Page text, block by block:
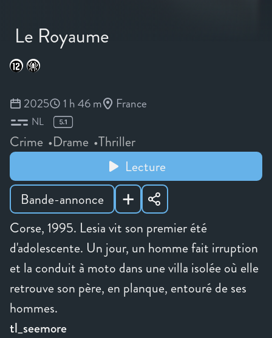
Le Royaume
Corse, 1995. Lesia vit son premier été
d'adolescente. Un jour, un homme fait irruption
et la conduit à moto dans une villa isolée où elle
retrouve son père, en planque, entouré de ses
hommes.
tl_seemore
2025 1 h 46 m France
NL
Crime Drame Thriller
Lecture
Bande-annonce